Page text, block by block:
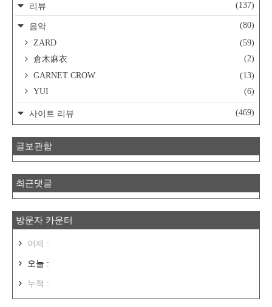
리뷰 (137)
음악
(80)
ZARD
(59)
倉木麻衣
(2)
GARNET CROW
(13)
YUI
(6)
사이트 리뷰 (469)
글보관함
최근댓글
방문자 카운터
어제 :
오늘 :
누적 :